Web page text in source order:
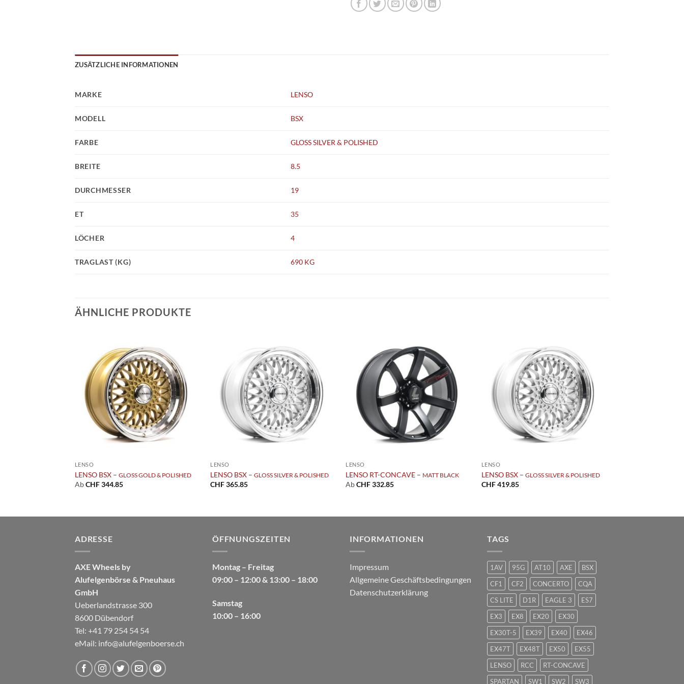
ZUSÄTZLICHE INFORMATIONEN
MARKE LENSO
MODELL BSX
FARBE GLOSS SILVER & POLISHED
BREITE 8.5
DURCHMESSER 19
ET 35
LÖCHER 4
TRAGLAST (KG) 690 KG
ÄHNLICHE PRODUKTE
Add to
wishlist
LENSO
LENSO BSX – GLOSS GOLD & POLISHED
AbCHF344.85
Add to
wishlist
LENSO
LENSO BSX –GLOSS SILVER & POLISHED
CHF365.85
Add to
wishlist
LENSO
LENSO RT-CONCAVE – MATT BLACK
AbCHF332.85
Add to
wishlist
LENSO
LENSO BSX – GLOSS SILVER & POLISHED
CHF419.85
ADRESSE
AXE Wheels by
Alufelgenbörse & Pneuhaus
GmbH
Ueberlandstrasse 300
8600 Dübendorf
Tel: +41 79 254 54 54
eMail: info@alufelgenboerse.ch
ÖFFNUNGSZEITEN
Montag – Freitag
09:00 – 12:00 & 13:00 – 18:00
Samstag
10:00 – 16:00
INFORMATIONEN
Impressum
Allgemeine Geschäftsbedingungen
Datenschutzerklärung
TAGS
1AV 95G AT10 AXE
BSX
CF1
CF2 CONCERTO
CQA
CS LITE
D1R EAGLE 3
ES7
EX3
EX8 EX20
EX30
EX30T-5
EX39 EX40
EX46
EX47T
EX48T EX50
EX55
LENSO
RCC
RT-CONCAVE
SPARTAN
SW1 SW2 SW3